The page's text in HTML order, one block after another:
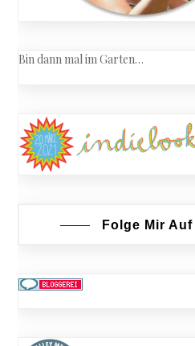
Bin dann mal im Garten…
Folge Mir